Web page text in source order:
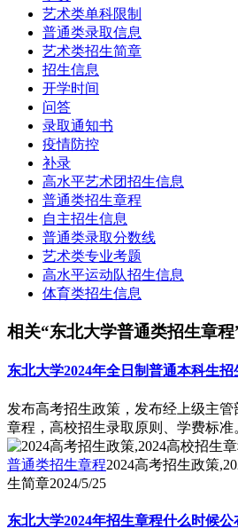
艺术类单科限制
普通类录取信息
艺术类招生简章
招生信息
开学时间
问答
录取通知书
疫情防控
补录
高水平艺术团招生信息
普通类招生章程
自主招生信息
普通类录取分数线
艺术类专业考题
高水平运动队招生信息
体育类招生信息
相关“东北大学普通类招生章
东北大学2024年全日制普通本科生招
发布高考招生政策，发布经上级主
章程，高校招生录取原则、学费标准
普通类招生章程2024高考招生政策
生简章2024/5/25
东北大学2024年招生章程什么时候公